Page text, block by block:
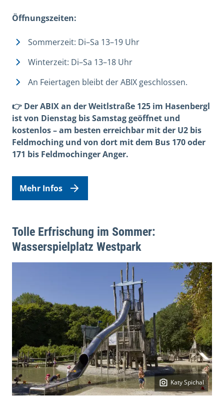
Öffnungszeiten:
Sommerzeit: Di–Sa 13–19 Uhr
Winterzeit: Di–Sa 13–18 Uhr
An Feiertagen bleibt der ABIX geschlossen.
👉 Der ABIX an der Weitlstraße 125 im Hasenbergl
ist von Dienstag bis Samstag geöffnet und
kostenlos – am besten erreichbar mit der U2 bis
Feldmoching und von dort mit dem Bus 170 oder
171 bis Feldmochinger Anger.
Mehr Infos
Tolle Erfrischung im Sommer:
Wasserspielplatz Westpark
Katy Spichal